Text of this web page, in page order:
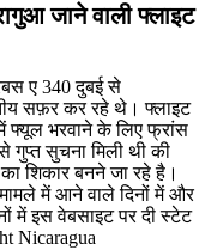
जाने वाली फ्लाइट
ए 340 दुबई से
सफ़र कर रहे थे। फ्लाइट
फ्यूल भरवाने के लिए फ्रांस
गुप्त सुचना मिली थी की
शिकार बनने जा रहे है।
में आने वाले दिनों में और
में इस वेबसाइट पर दी स्टेट
Nicaragua